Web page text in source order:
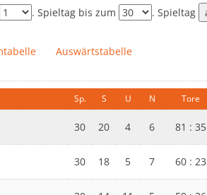
. Spieltag bis zum . Spieltag
Auswärtstabelle
Sp. S U N Tore
30 20 4 6 81 : 35
30 18 5 7 60 : 23